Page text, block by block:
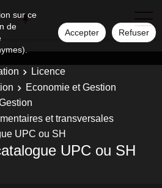
sur ce
de
Accepter Refuser
Licence
Economie et Gestion
et transversales
UPC ou SH
UPC ou SH